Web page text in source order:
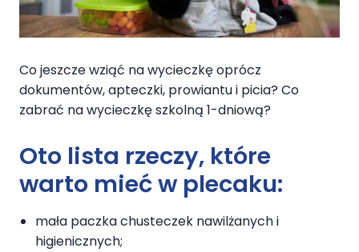
Co jeszcze wziąć na wycieczkę oprócz
dokumentów, apteczki, prowiantu i picia? Co
zabrać na wycieczkę szkolną 1-dniową?
Oto lista rzeczy, które
warto mieć w plecaku:
mała paczka chusteczek nawilżanych i
higienicznych;